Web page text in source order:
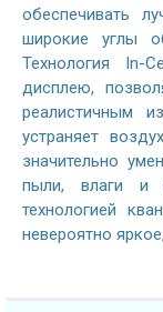
обеспечивать
широкие углы
Технология In-
дисплею,
реалистичным
устраняет
значительно
пыли, влаги и
технологией
невероятно